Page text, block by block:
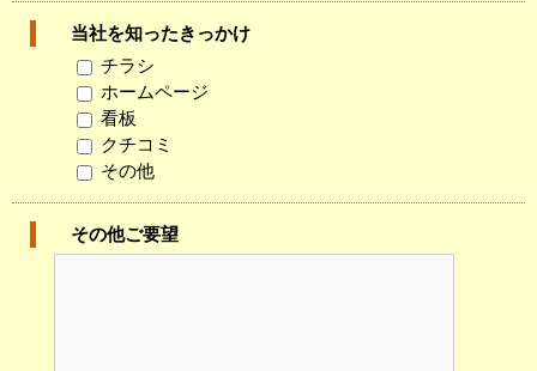
当社を知ったきっかけ
チラシ
ホームページ
看板
クチコミ
その他
その他ご要望